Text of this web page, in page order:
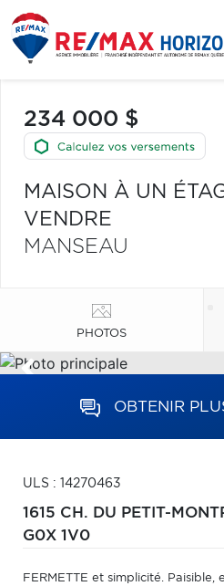
234 000 $
MAISON À UN
VENDRE
MANSEAU
PHOTOS
OBTENIR
ULS : 14270463
1615 CH. DU PETIT-
G0X 1V0
FERMETTE et simplicité. Paisible,